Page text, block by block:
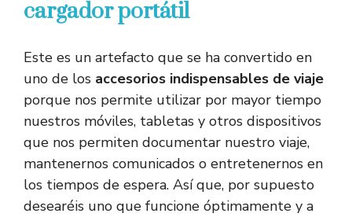
cargador portátil
Este es un artefacto que se ha convertido en
uno de los accesorios indispensables de viaje
porque nos permite utilizar por mayor tiempo
nuestros móviles, tabletas y otros dispositivos
que nos permiten documentar nuestro viaje,
mantenernos comunicados o entretenernos en
los tiempos de espera. Así que, por supuesto
desearéis uno que funcione óptimamente y a